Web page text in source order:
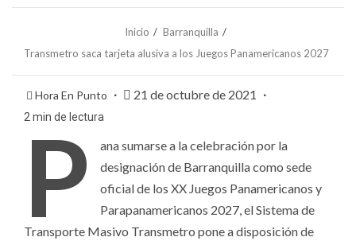
Inicio
Barranquilla
Transmetro saca tarjeta alusiva a los Juegos Panamericanos 2027
Hora En Punto 21 de octubre de 2021
2 min de lectura
P
ana sumarse a la celebración por la
designación de Barranquilla como sede
oficial de los XX Juegos Panamericanos y
Parapanamericanos 2027, el Sistema de
Transporte Masivo Transmetro pone a disposición de